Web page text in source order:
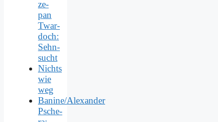
ze­
pan
Twar­
doch:
Sehn­
sucht
Nichts
wie
weg
Banine/Alexander
Psche­